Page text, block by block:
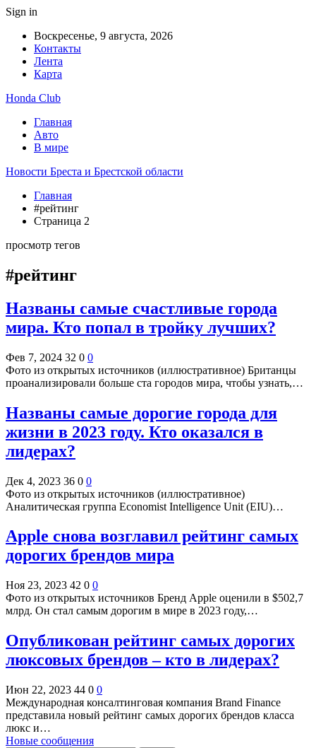
Sign in
Воскресенье, 9 августа, 2026
Контакты
Лента
Карта
Honda Club
Главная
Авто
В мире
Новости Бреста и Брестской области
Главная
#рейтинг
Страница 2
просмотр тегов
#рейтинг
Названы самые счастливые города
мира. Кто попал в тройку лучших?
Фев 7, 2024 32 0 0
Фото из открытых источников (иллюстративное) Британцы
проанализировали больше ста городов мира, чтобы узнать,…
Названы самые дорогие города для
жизни в 2023 году. Кто оказался в
лидерах?
Дек 4, 2023 36 0 0
Фото из открытых источников (иллюстративное)
Аналитическая группа Economist Intelligence Unit (EIU)…
Apple снова возглавил рейтинг самых
дорогих брендов мира
Ноя 23, 2023 42 0 0
Фото из открытых источников Бренд Apple оценили в $502,7
млрд. Он стал самым дорогим в мире в 2023 году,…
Опубликован рейтинг самых дорогих
люксовых брендов – кто в лидерах?
Июн 22, 2023 44 0 0
Международная консалтинговая компания Brand Finance
представила новый рейтинг самых дорогих брендов класса
люкс и…
Новые сообщения